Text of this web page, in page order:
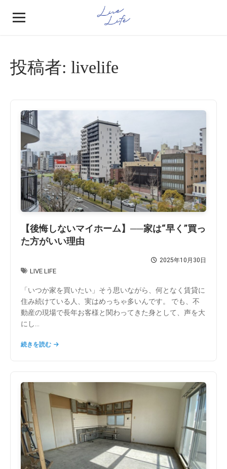
投稿者: livelife
【後悔しないマイホーム】──家は“早く”買っ
た方がいい理由
2025年10月30日
LIVE LIFE
「いつか家を買いたい」そう思いながら、何となく賃貸に
住み続けている人、実はめっちゃ多いんです。 でも、不
動産の現場で長年お客様と関わってきた身として、声を大
にし...
続きを読む